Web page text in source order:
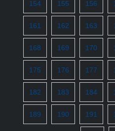
154 155 156
161 162 163
168 169 170
175 176 177
182 183 184
189 190 191